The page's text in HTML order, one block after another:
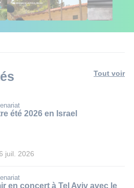
africains conquis
par Israël 🇮🇱
Poutine
Tout voir
été 2026 en Israel
juil. 2026
en concert à Tel Aviv avec le